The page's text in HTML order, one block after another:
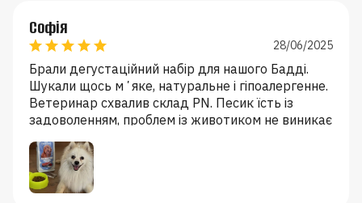
Софія
28/06/2025
Брали дегустаційний набір для нашого Бадді.
Шукали щось мʼяке, натуральне і гіпоалергенне.
Ветеринар схвалив склад PN. Песик їсть із
задоволенням, проблем із животиком не виникає